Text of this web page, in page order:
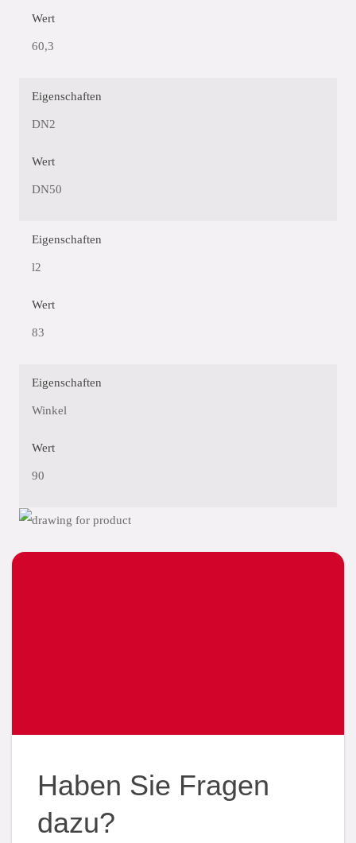
Wert
60,3
Eigenschaften
DN2
Wert
DN50
Eigenschaften
l2
Wert
83
Eigenschaften
Winkel
Wert
90
Haben Sie Fragen
dazu?